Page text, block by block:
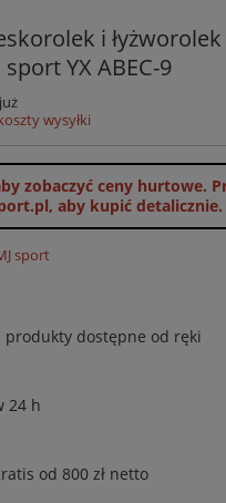
i łyżworolek
YX ABEC-9
wysyłki
zobaczyć ceny hurtowe.
aby kupić detalicznie.
sport
produkty dostępne od ręki
24 h
od 800 zł netto